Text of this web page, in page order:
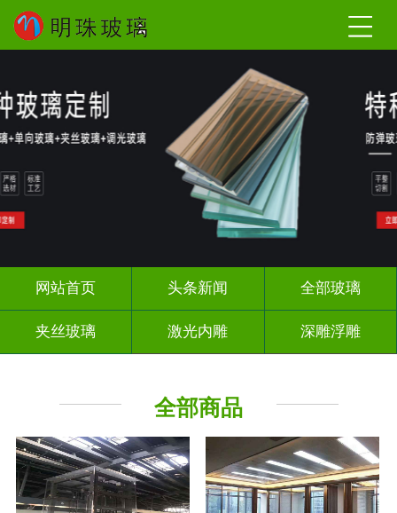
网站首页 头条新闻 全部玻璃
夹丝玻璃 激光内雕 深雕浮雕
千 层 镜
全部商品